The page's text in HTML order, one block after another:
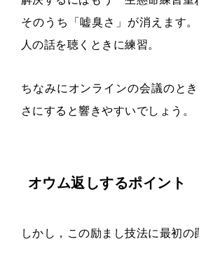
そのうち「嘘臭さ」が消えます
人の話を聴くときに練習。
ちなみにオンラインの会議のと
さにすると響きやすいでしょう。
オウム返しするポイント
しかし，この励まし技法に最初の